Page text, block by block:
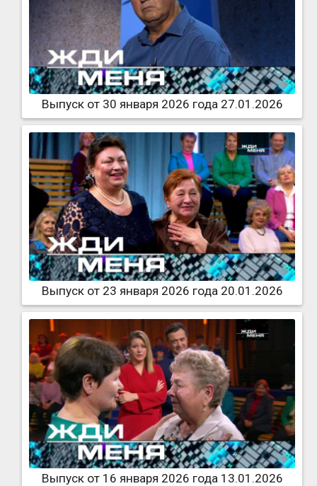
Выпуск от 30 января 2026 года 27.01.2026
Выпуск от 23 января 2026 года 20.01.2026
Выпуск от 16 января 2026 года 13.01.2026